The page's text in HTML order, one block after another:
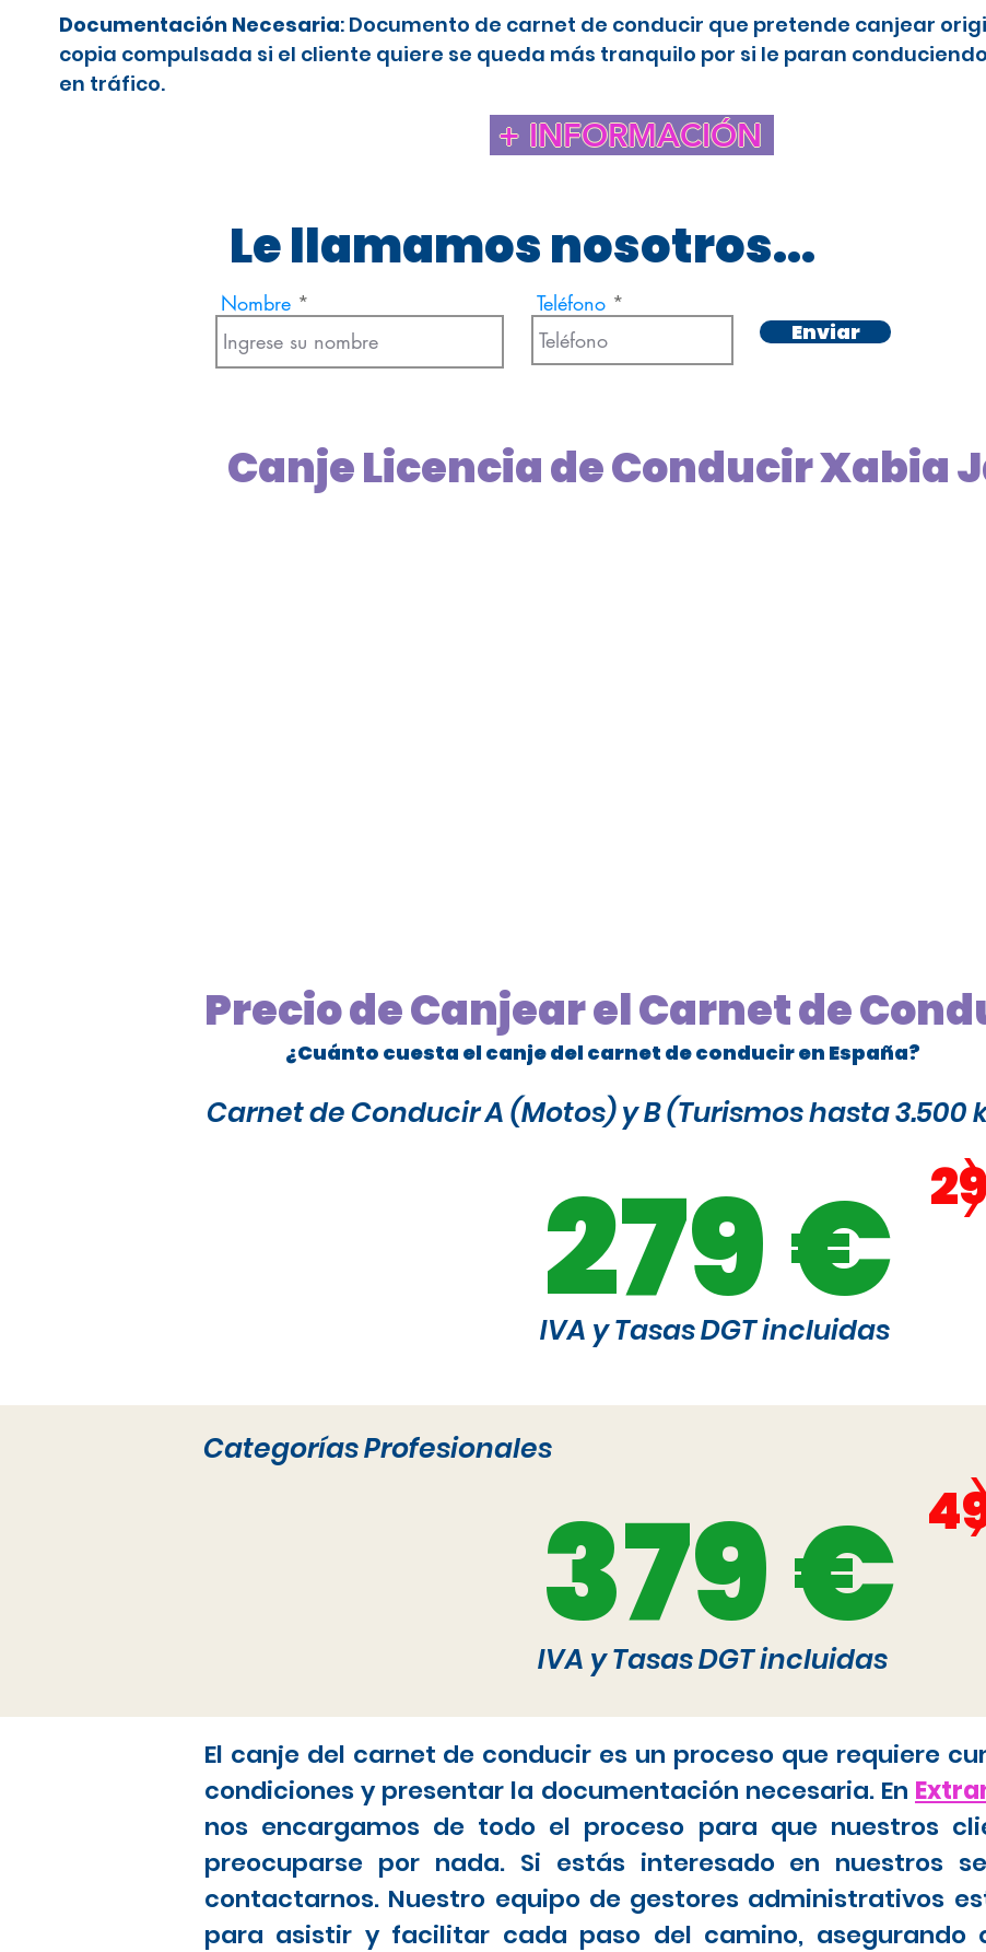
Documentación Necesaria: Documento de carnet de conducir que pretende canjear
copia compulsada si el cliente quiere se queda más tranquilo por si le paran
en tráfico.
+ INFORMACIÓN
Le llamamos nosotros...
Nombre Teléfono
Enviar
Canje Licencia de Conducir Xabia
Precio de Canjear el Carnet de
¿Cuánto cuesta el canje del carnet de conducir en España?
Carnet de Conducir A (Motos) y B (Turismos hasta 3.500
279 €
IVA y Tasas DGT incluidas
Categorías Profesionales
379 €
IVA y Tasas DGT incluidas
El canje del carnet de conducir es un proceso que requiere
condiciones y presentar la documentación necesaria. En
nos encargamos de todo el proceso para que nuestros
preocuparse por nada. Si estás interesado en nuestros
contactarnos. Nuestro equipo de gestores administrativos
para asistir y facilitar cada paso del camino, asegurando